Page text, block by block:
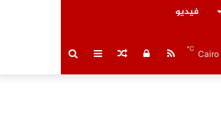
فيديو
بحث عمود مقالتسجيل RSS Cairo
℃